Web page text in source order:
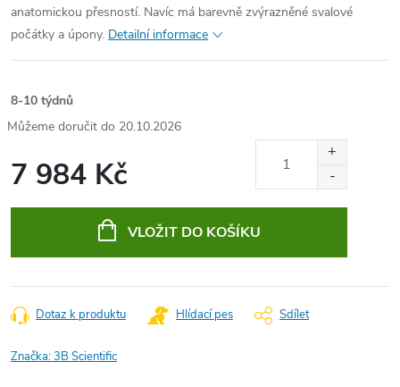
anatomickou přesností. Navíc má barevně zvýrazněné svalové
počátky a úpony. Detailní informace
8-10 týdnů
20.10.2026
7 984 Kč
VLOŽIT DO KOŠÍKU
Dotaz k produktu Hlídací pes Sdílet
Značka:3B Scientific